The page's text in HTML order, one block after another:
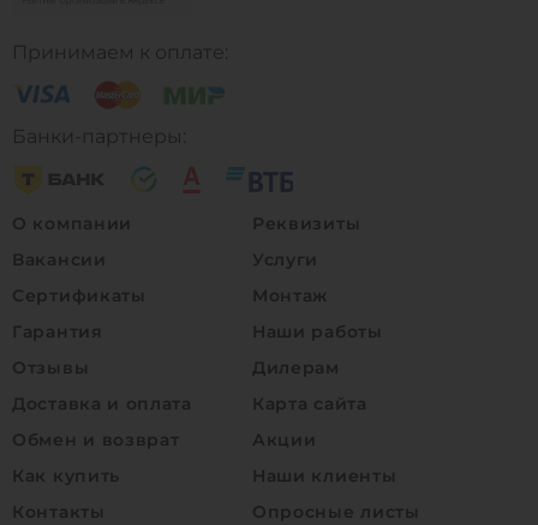
Принимаем к оплате:
Банки-партнеры:
О компании
Вакансии
Сертификаты
Гарантия
Отзывы
Доставка и оплата
Обмен и возврат
Как купить
Контакты
Реквизиты
Услуги
Монтаж
Наши работы
Дилерам
Карта сайта
Акции
Наши клиенты
Опросные листы